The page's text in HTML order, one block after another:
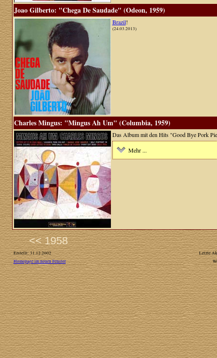
Joao Gilberto: "Chega De Saudade" (Odeon, 1959)
Brazil!
(24.03.2013)
Charles Mingus: "Mingus Ah Um" (Columbia, 1959)
Das Album mit den Hits "Good Bye Pork
Mehr ...
<< 1958
Erstellt: 31.12.2002
Letzte
Homepage im neuen Fenster